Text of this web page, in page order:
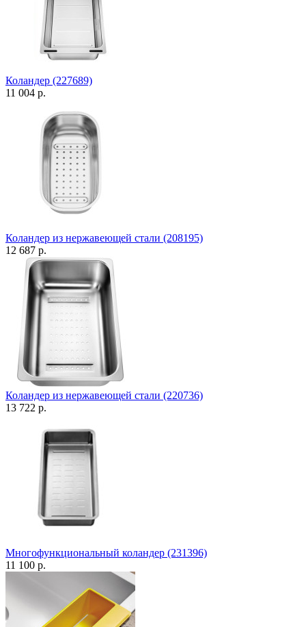
Коландер (227689)
11 004 р.
Коландер из нержавеющей стали (208195)
12 687 р.
Коландер из нержавеющей стали (220736)
13 722 р.
Многофункциональный коландер (231396)
11 100 р.